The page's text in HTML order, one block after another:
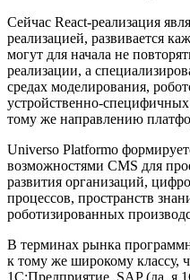
Сейчас React-реализация
реализацией, развивается
могут для начала не
реализации, а
средах моделирования,
устройственно-
тому же направлению
Universo Platformo
возможностями CMS для
развития организаций,
процессов, пространств
роботизированных
В терминах рынка
к тому же широкому классу,
1C:Предприятие, SAP (да, я